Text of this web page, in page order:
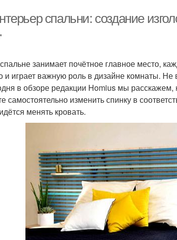
спальни: создание
занимает почётное главное место,
и играет важную роль в дизайне комнаты.
в обзоре редакции Homius мы расскажем,
самостоятельно изменить спинку в
менять кровать.